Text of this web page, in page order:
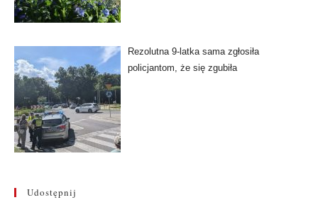
Rezolutna 9-latka sama zgłosiła
policjantom, że się zgubiła
Udostępnij